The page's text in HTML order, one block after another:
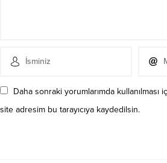
Daha sonraki yorumlarımda kullanılması
site adresim bu tarayıcıya kaydedilsin.